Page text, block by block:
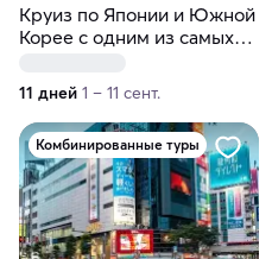
Круиз по Японии и Южной
Корее с одним из самых
популяризаторов истории
и культуры
11 дней 1 – 11 сент.
Комбинированные туры